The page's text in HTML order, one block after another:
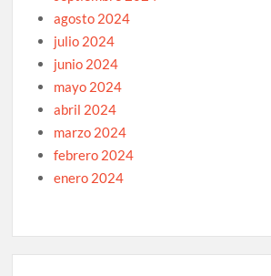
agosto 2024
julio 2024
junio 2024
mayo 2024
abril 2024
marzo 2024
febrero 2024
enero 2024